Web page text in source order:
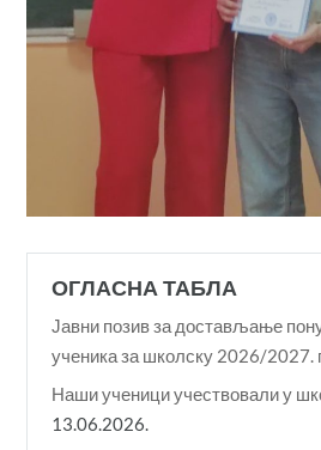
ОГЛАСНА ТАБЛА
Јавни позив за достављање
ученика за школску 2026/2027.
Наши ученици учествовали у
13.06.2026.